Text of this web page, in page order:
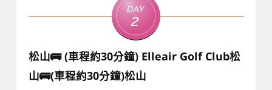
Day
2
松山🚌 (車程約30分鐘) Elleair Golf Club松
山🚌(車程約30分鐘)松山